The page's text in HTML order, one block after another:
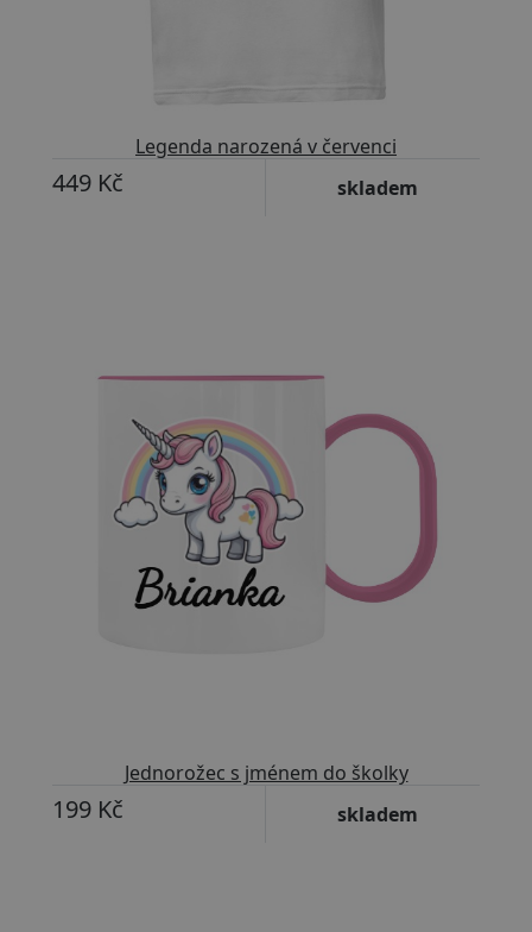
Legenda narozená v červenci
449 Kč skladem
Jednorožec s jménem do školky
199 Kč skladem